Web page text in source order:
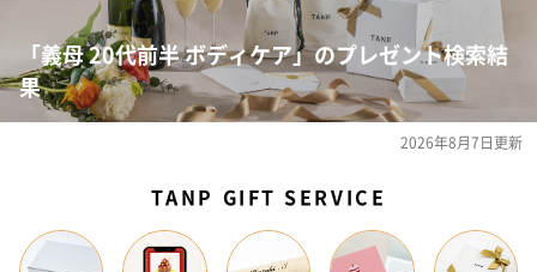
「義母 20代前半 ボディケア」のプレゼント検索結
果
2026年8月7日更新
TANP GIFT SERVICE